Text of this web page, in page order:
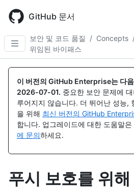
main
content
GitHub 문서
보안 및 코드 품질 / Concepts
위임된 바이패스
이 버전의 GitHub Enterprise는 다
2026-07-01. 중요한 보안 문제에
루어지지 않습니다. 더 뛰어난 성능,
을 위해 최신 버전의 GitHub
합니다. 업그레이드에 대한 도움말은
에 문의하세요.
푸시 보호를 위